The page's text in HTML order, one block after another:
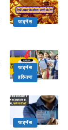
फाइनेंस
फाइनेंस
हरियाणा
फाइनेंस